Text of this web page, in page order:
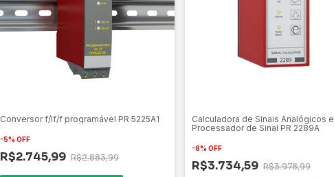
Conversor f/If/f programável PR 5225A1
-5% OFF
R$2.745,99 R$2.883,99
Calculadora de Sinais Analógicos e
Processador de Sinal PR 2289A
-6% OFF
R$3.734,59 R$3.978,99